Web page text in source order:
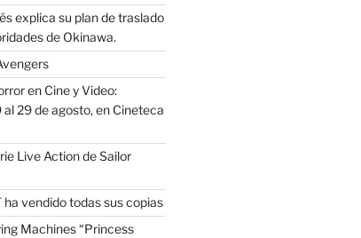
explica su plan de traslado
de Okinawa.
en Cine y Video:
29 de agosto, en Cineteca
Live Action de Sailor
vendido todas sus copias
Machines “Princess